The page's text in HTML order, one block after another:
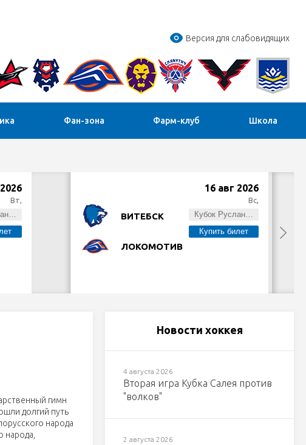
Версия для слабовидящих
Фан-зона Фарм-клуб Школа
Вт,
ВИТЕБСК
ЛОКОМОТИВ
16 авг 2026
Вс,
Купить билет
гимн
долгий путь
народа
народа,
Новости хоккея
4 августа 2026
Вторая игра Кубка Салея против
"волков"
2 августа 2026